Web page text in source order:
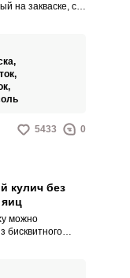
на закваске, со
5433 0
кулич без
можно
бисквитного